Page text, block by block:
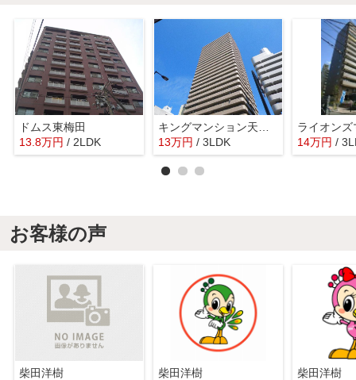
ドムス東梅田
13.8万円 / 2LDK
13万円 / 3LDK 14万円 /
お客様の声
柴田洋樹 柴田洋樹 柴田洋樹